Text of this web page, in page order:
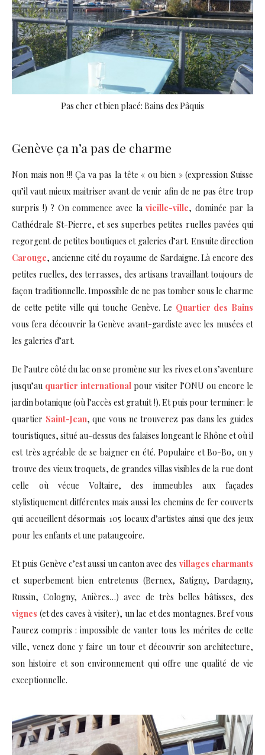
Pas cher et bien placé: Bains des Pâquis
Genève ça n’a pas de charme
Non mais non !!! Ça va pas la tête « ou bien » (expression Suisse
qu’il vaut mieux maitriser avant de venir afin de ne pas être trop
surpris !) ? On commence avec lavieille-ville, dominée par la
Cathédrale St-Pierre, et ses superbes petites ruelles pavées qui
regorgent de petites boutiques et galeries d’art. Ensuite direction
Carouge, ancienne cité du royaume de Sardaigne. Là encore des
petites ruelles, des terrasses, des artisans travaillant toujours de
façon traditionnelle. Impossible de ne pas tomber sous le charme
de cette petite ville qui touche Genève. Le Quartier des Bains
vous fera découvrir la Genève avant-gardiste avec les musées et
les galeries d’art.
De l’autre côté du lac on se promène sur les rives et on s’aventure
jusqu’au quartier international pour visiter l’ONU ou encore le
jardin botanique (où l’accès est gratuit !). Et puis pour terminer: le
quartier Saint-Jean, que vous ne trouverez pas dans les guides
touristiques, situé au-dessus des falaises longeant le Rhône et où il
est très agréable de se baigner en été. Populaire et Bo-Bo, on y
trouve des vieux troquets, de grandes villas visibles de la rue dont
celle où vécue Voltaire, des immeubles aux façades
stylistiquement différentes mais aussi les chemins de fer couverts
qui accueillent désormais 105 locaux d’artistes ainsi que des jeux
pour les enfants et une pataugeoire.
Et puis Genève c’est aussi un canton avec des villages charmants
et superbement bien entretenus (Bernex, Satigny, Dardagny,
Russin, Cologny, Anières…) avec de très belles bâtisses, des
vignes (et des caves à visiter), un lac et des montagnes. Bref vous
l’aurez compris : impossible de vanter tous les mérites de cette
ville, venez donc y faire un tour et découvrir son architecture,
son histoire et son environnement qui offre une qualité de vie
exceptionnelle.